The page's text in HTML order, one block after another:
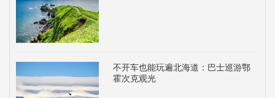
不开车也能玩遍北海道：巴士巡游鄂
霍次克观光